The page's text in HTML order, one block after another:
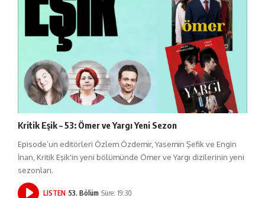
Kritik Eşik – 53: Ömer ve Yargı Yeni Sezon
Episode’un editörleri Özlem Özdemir, Yasemin Şefik ve Engin
İnan, Kritik Eşik'in yeni bölümünde Ömer ve Yargı dizilerinin yeni
sezonları.
LISTEN 53. Bölüm Süre: 19:30